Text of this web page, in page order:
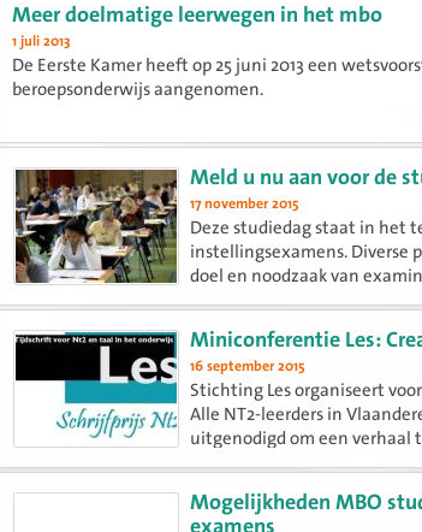
Meer doelmatige leerwegen in het mbo
1 juli 2013
De Eerste Kamer heeft op 25 juni 2013 een
beroepsonderwijs aangenomen.
Meld u nu aan voor de
17 november 2015
Deze studiedag staat in het
instellingsexamens. Diverse
doel en noodzaak van
het mbo, de wet- en
Miniconferentie Les:
16 september 2015
Stichting Les organiseert
Alle NT2-leerders in
uitgenodigd om een verhaal
thema Ontmoeten, hoe mijn
wordt er voor docenten...
Mogelijkheden MBO